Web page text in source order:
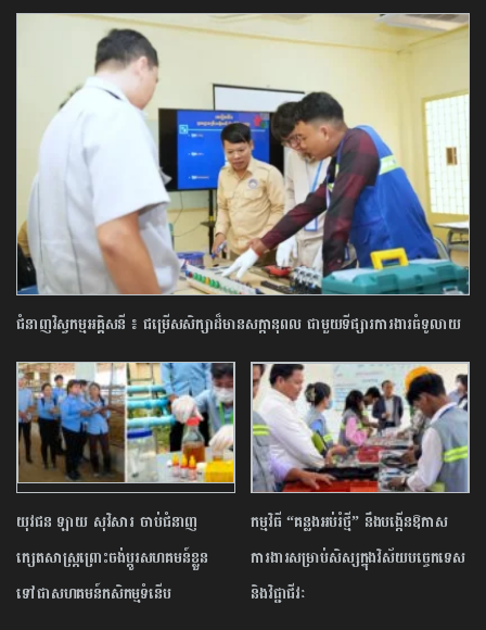
ជំនាញ​វិស្វកម្ម​អគ្គិសនី​ ​៖ ​ជម្រើស​សិក្សា​ដ៏​មាន​សក្តានុពល ​ជាមួយ​ទីផ្សារ​ការងារ​ធំ​ទូលាយ​
យុវជន ឡាយ សុវិសារ ចាប់ជំនាញ
ក្សេតសាស្ត្រព្រោះចង់ប្តូរសហគមន៍ខ្លួន
ទៅជា​សហគមន៍កសិកម្មទំនើប
កម្មវិធី “គន្លងអប់រំថ្មី” នឹងបង្កើនឱកាស
ការងារសម្រាប់សិស្សក្នុងវិស័យបច្ចេកទេស
និងវិជ្ជាជីវៈ